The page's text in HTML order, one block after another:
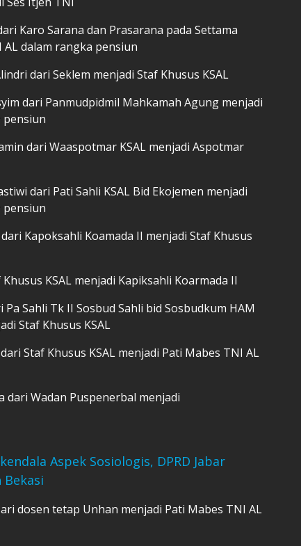
Karo Sarana dan Prasarana pada Settama
dalam rangka pensiun
dari Seklem menjadi Staf Khusus KSAL
dari Panmudpidmil Mahkamah Agung menjadi
pensiun
dari Waaspotmar KSAL menjadi Aspotmar
dari Pati Sahli KSAL Bid Ekojemen menjadi
pensiun
Kapoksahli Koamada II menjadi Staf Khusus
KSAL menjadi Kapiksahli Koarmada II
Sahli Tk II Sosbud Sahli bid Sosbudkum HAM
Staf Khusus KSAL
Staf Khusus KSAL menjadi Pati Mabes TNI AL
dari Wadan Puspenerbal menjadi
Aspek Sosiologis, DPRD Jabar
dosen tetap Unhan menjadi Pati Mabes TNI AL